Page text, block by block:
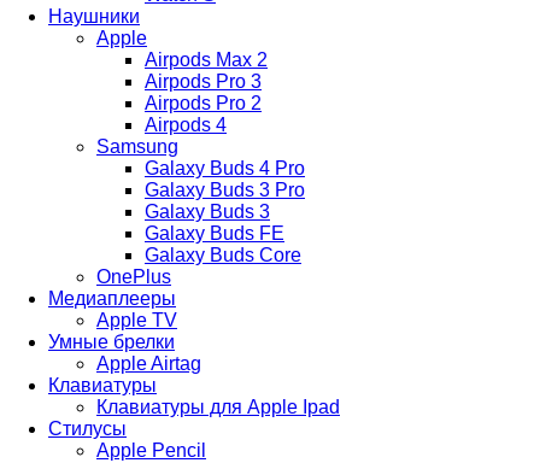
Наушники
Apple
Airpods Max 2
Airpods Pro 3
Airpods Pro 2
Airpods 4
Samsung
Galaxy Buds 4 Pro
Galaxy Buds 3 Pro
Galaxy Buds 3
Galaxy Buds FE
Galaxy Buds Core
OnePlus
Медиаплееры
Apple TV
Умные брелки
Apple Airtag
Клавиатуры
Клавиатуры для Apple Ipad
Стилусы
Apple Pencil